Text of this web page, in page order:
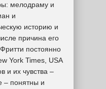
мелодраму и
и
историю и
причина его
постоянно
York Times, USA
и их чувства –
– понятны и